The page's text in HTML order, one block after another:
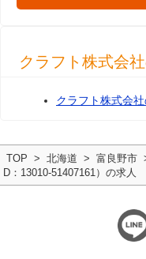
クラフト株式会
クラフト株式会社
TOP 北海道 富良野市
D：13010-51407161）の求人